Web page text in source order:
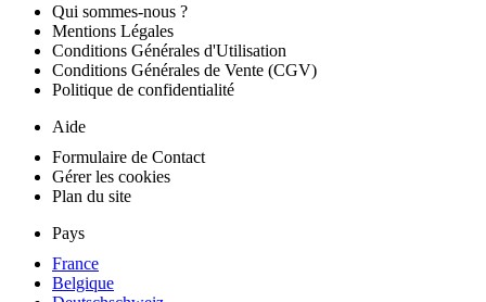
Qui sommes-nous ?
Mentions Légales
Conditions Générales d'Utilisation
Conditions Générales de Vente (CGV)
Politique de confidentialité
Aide
Formulaire de Contact
Gérer les cookies
Plan du site
Pays
France
Belgique